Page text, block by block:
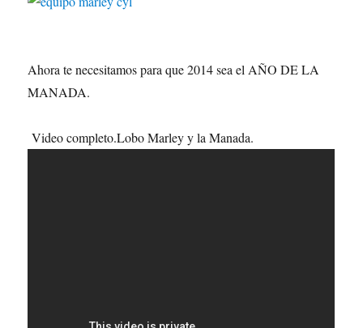
Ahora te necesitamos para que 2014 sea el AÑO DE LA
MANADA.
Video completo.Lobo Marley y la Manada.